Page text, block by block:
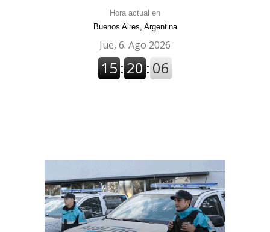
Hora actual en
Buenos Aires, Argentina